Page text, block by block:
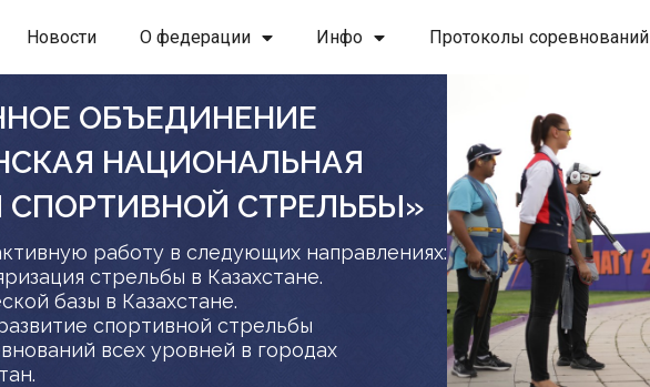
Новости О федерации Инфо Протоколы соревнований
ОБЪЕДИНЕНИЕ
НАЦИОНАЛЬНАЯ
СПОРТИВНОЙ СТРЕЛЬБЫ»
работу в следующих направлениях:
стрельбы в Казахстане.
базы в Казахстане.
спортивной стрельбы
всех уровней в городах